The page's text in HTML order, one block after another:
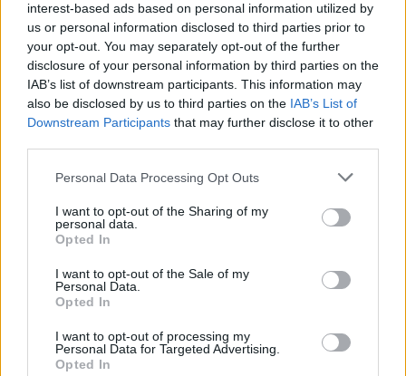
interest-based ads based on personal information utilized by
us or personal information disclosed to third parties prior to
your opt-out. You may separately opt-out of the further
disclosure of your personal information by third parties on the
IAB’s list of downstream participants. This information may
also be disclosed by us to third parties on the IAB’s List of
Downstream Participants that may further disclose it to other
Personal Data Processing Opt Outs
I want to opt-out of the Sharing of my
personal data.
Opted In
I want to opt-out of the Sale of my
Personal Data.
Opted In
I want to opt-out of processing my
Personal Data for Targeted Advertising.
Opted In
αναζήτησης
Add stonisi.gr on Google ↗